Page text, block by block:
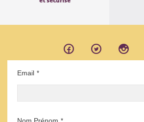
Email *
Nom Prénom